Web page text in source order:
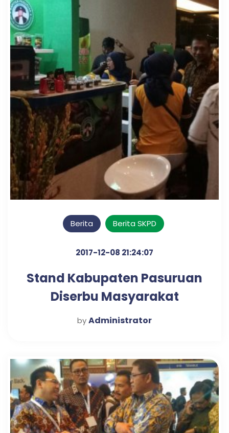
Berita Berita SKPD
2017-12-08 21:24:07
Stand Kabupaten Pasuruan
Diserbu Masyarakat
byAdministrator